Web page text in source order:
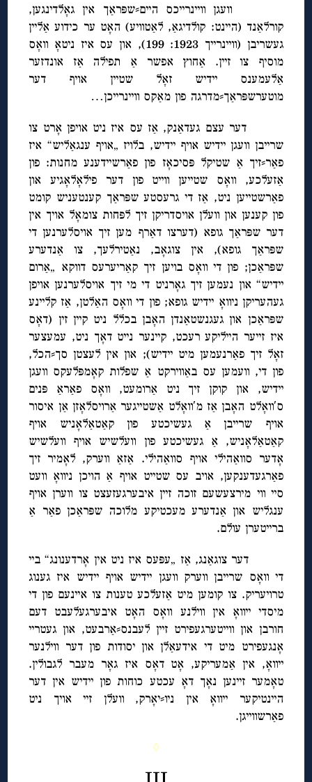
וועגן וויינרייכס היים⸗שפּראַך אין גאָלדינגען,
קורלאַנד (היינט: קולדיגאַ, לאַטוויע) האָט ער כידוע אַליין
געשריבן (וויינרייך 1923: 199), און עס איז ניטאָ וואָס
מוסיף צו זיין. אַחוץ אפשר אַ תפילה אַז אונדזער
אַלעמענס יידיש זאָל שטיין אויף דער
מוטערשפּראַך⸗מדרגה פון מאַקס וויינרייכן…
דער עצם געדאַנק, אַז עס איז ניט אויפן אָרט צו
שרייבן וועגן יידיש אויף יידיש, בלויז „אויף ענגאַליש“ איז
פאַר⸗זיך אַ שטיקל פּסיכאָז פון פאַרשיידענע מחנות: פון
אַזעלכע, וואָס שטייען ווייט פון דער פילאָלאָגיע און
פאַרשטייען ניט, אַז די גרעסטע שפּראַך קענטעניש קומט
פון קענען און וועלן אויסדריקן זיך לפּחות צומאָל אויך אין
דער שפּראַך גופא (דערצו דאַרף מען זיך אויסלערנען די
שפּראַך גופא), אין צוגאָב, נאַטירלעך, צו אַנדערע
שפּראַכן; פון די וואָס בויען זיך קאַריערעס דווקא „אַרום
יידיש“ און נעמען זיך גאָרניט די מי זיך אויסלערנען אויפן
געהעריקן ניוואָ יידיש גופא; פון די וואָס האַלטן, אַז קליינע
שפּראַכן און געגנשטאַנדן האָבן בכלל ניט קיין זין (דאָס
איז זייער הייליקע רעכט, קיינער נייט דאָך ניט, עמעצער
זאָל זיך פאַרנעמען מיט יידיש); און אין לעצטן סך⸗הכל,
פון די, וועמען עס באַווירקט אַ שפלות קאָמפּלעקס וועגן
יידיש, און קוקן זיך ניט אַרומעט, וואָס פאַראַ פּנים
ס′וואָלט האָבן אַז מ′וואָלט אַשטייגער אַרויסלאָזן אַן איסור
אויף שרייבן אַ געשיכטע פון קאַטאַלאָניש אויף
קאַטאַלאָניש, אַ געשיכטע פון וועלשיש אויף וועלשיש
אָדער סוואַהילי אויף סוואַהילי. אַזאַ ווערק, לאָמיר זיך
פאַרגעדענקען, אויב עס שטייט אויף אַ הויכן ניוואָ וועט
סיי ווי מירצעשעם זוכה זיין איבערגעזעצט צו ווערן אויף
ענגליש און אַנדערע מעכטיקע מלוכה שפּראַכן פאַר אַ
ברייטערן עולם.
דער צוגאַנג, אַז „עפּעס איז ניט אין אָרדענונג“ ביי
די וואָס שרייבן ווערק וועגן יידיש אויף יידיש איז גענוג
טרויעריק. צו קומען מיט אַזעלכע טענות צו איינעם פון די
מיסדי ייוואָ אין ווילנע וואָס האָט איבערגעלעבט דעם
חורבן און ווייטערגעפירט זיין לעבנס⸗אַרבעט, און געטריי
אָנגעפירט מיט די אידעאַלן און יסודות פון דער ווילנער
ייוואָ, אין אַמעריקע, אָט דאָס איז גאָר מעבר לגבולין.
טאָמער זיינען נאָך דאָ עכטע כוחות פון יידיש אין דער
היינטיקער ייוואָ אין ניו⸗יאָרק, וועלן זיי אויך ניט
פאַרשווייגן.
◊